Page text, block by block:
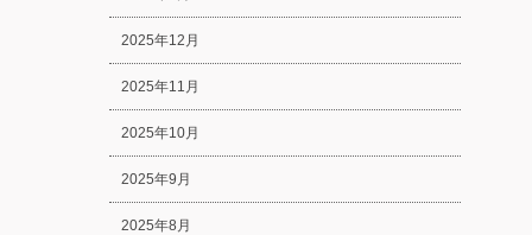
2025年12月
2025年11月
2025年10月
2025年9月
2025年8月